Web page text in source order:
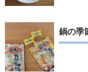
鍋の季